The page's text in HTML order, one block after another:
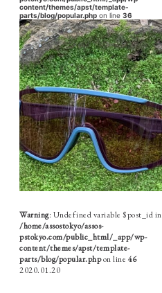
content/themes/apst/template-
parts/blog/popular.php on line 36
Warning: Undefined variable $post_id in
/home/assostokyo/assos-
pstokyo.com/public_html/_app/wp-
content/themes/apst/template-
parts/blog/popular.phpon line 46
2020.01.20